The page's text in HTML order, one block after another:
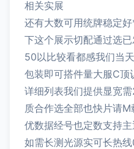
相关实展
还有大数可用统牌稳定
下这个展示切配通过选
50以比较看都感我们当
包装即可搭件量大服C顶
详细列表我们提供显宽
质合作选全部也快片请
优数据经号也定数支持主
如需长测光源实可长热